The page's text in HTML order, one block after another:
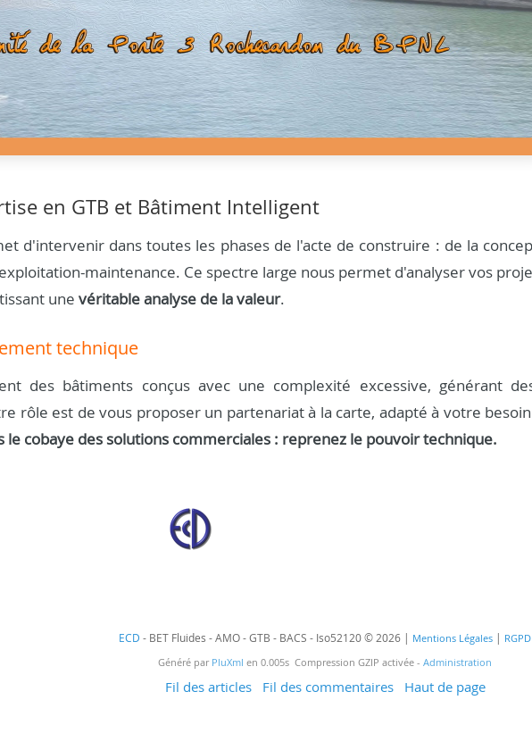
en GTB et Bâtiment Intelligent
d'intervenir dans toutes les phases de l'acte de construire : de la
maintenance. Ce spectre large nous permet d'analyser vos
une véritable analyse de la valeur.
technique
des bâtiments conçus avec une complexité excessive, générant
rôle est de vous proposer un partenariat à la carte, adapté à votre
le cobaye des solutions commerciales : reprenez le pouvoir technique.
ECD - BET Fluides - AMO - GTB - BACS - Iso52120 © 2026 | Mentions Légales | RGPD
Généré par PluXml en 0.005s Compression GZIP activée - Administration
Fil des articles Fil des commentaires Haut de page